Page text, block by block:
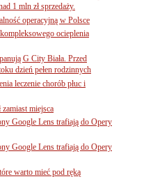
1 mln zł sprzedaży.
operacyjną w Polsce
ocieplenia
G City Biała. Przed
dzień pełen rodzinnych
leczenie chorób płuc i
miejsca
Google Lens trafiają do Opery
Google Lens trafiają do Opery
warto mieć pod ręką